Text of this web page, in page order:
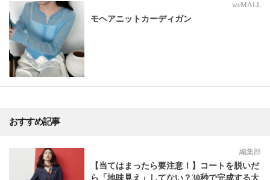
weMALL
モヘアニットカーディガン
おすすめ記事
編集部
【当てはまったら要注意！】コートを脱いだ
ら「地味見え」してない？30秒で完成する大